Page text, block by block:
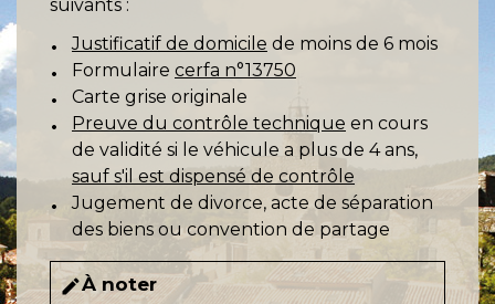
suivants :
Justificatif de domicile de moins de 6 mois
Formulaire cerfa n°13750
Carte grise originale
Preuve du contrôle technique en cours
de validité si le véhicule a plus de 4 ans,
sauf s'il est dispensé de contrôle
Jugement de divorce, acte de séparation
des biens ou convention de partage
editÀ noter